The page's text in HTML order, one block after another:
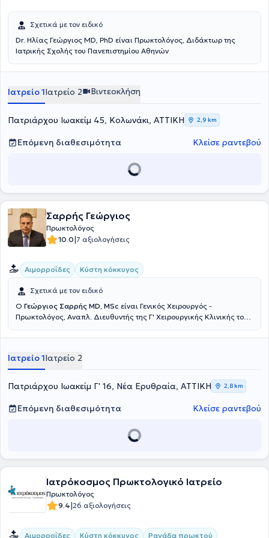
αναλαμβάνει.
Σχετικά με τον ειδικό
Dr. Ηλίας Γεώργιος MD, PhD είναι Πρωκτολόγος, Διδάκτωρ της
Ιατρικής Σχολής του Πανεπιστημίου Αθηνών
Ιατρείο 1Ιατρείο 2 Βιντεοκλήση
Πατριάρχου Ιωακείμ 45, Κολωνάκι, ΑΤΤΙΚΗ 2,9 km
Επόμενη διαθεσιμότητα Κλείσε ραντεβού
Σαρρής Γεώργιος
Πρωκτολόγος
10.0|7 αξιολογήσεις
Αιμορροΐδες Κύστη κόκκυγος
Σχετικά με τον ειδικό
Ο Γεώργιος Σαρρής MD, MSc είναι Γενικός Χειρουργός -
Πρωκτολόγος, Αναπλ. Διευθυντής της Γ' Χειρουργικής Κλινικής του
Ερυθραία. Έχει πραγματοποιήσει μεταπτυχιακές σπουδές στην
στην ελάχιστα επεμβατική αντιμετώπιση των ορθοπρωκτικών
παθήσεων (Laser LHP, SiLaC, FiLaC) στη Γερμανία καθώς και στη
Λαπαροσκοπική Χειρουργική. Ειδικεύτηκε στην Β' Χειρουργική
κλινική του νοσοκομείου Κ.Α.Τ. Τέλος, έχει συμμετάσχει σε πληθώρα
πανελλήνιων και διεθνών ιατρικών συνεδρίων.
Ιατρείο 1Ιατρείο 2
Πατριάρχου Ιωακείμ Γ' 16, Νέα Ερυθραία, ΑΤΤΙΚΗ 2,8 km
Επόμενη διαθεσιμότητα Κλείσε ραντεβού
Ιατρόκοσμος Πρωκτολογικό Ιατρείο
Πρωκτολόγος
9.4|26 αξιολογήσεις
Αιμορροΐδες Κύστη κόκκυγος Ραγάδα πρωκτού